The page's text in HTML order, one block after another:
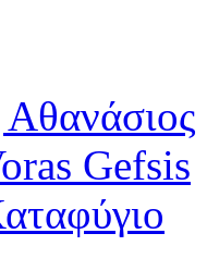
Αθανάσιος
Gefsis